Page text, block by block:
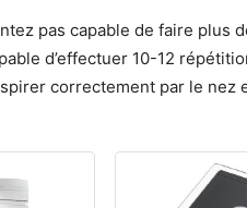
pas capable de faire plus
d’effectuer 10-12
correctement par le nez